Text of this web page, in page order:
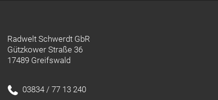
Radwelt Schwerdt GbR
Gützkower Straße 36
17489 Greifswald
03834 / 77 13 240